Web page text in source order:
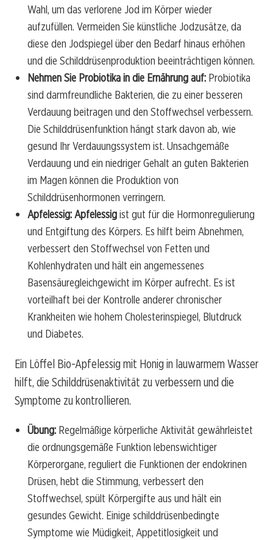
Wahl, um das verlorene Jod im Körper wieder
aufzufüllen. Vermeiden Sie künstliche Jodzusätze, da
diese den Jodspiegel über den Bedarf hinaus erhöhen
und die Schilddrüsenproduktion beeinträchtigen können.
Nehmen Sie Probiotika in die Ernährung auf: Probiotika
sind darmfreundliche Bakterien, die zu einer besseren
Verdauung beitragen und den Stoffwechsel verbessern.
Die Schilddrüsenfunktion hängt stark davon ab, wie
gesund Ihr Verdauungssystem ist. Unsachgemäße
Verdauung und ein niedriger Gehalt an guten Bakterien
im Magen können die Produktion von
Schilddrüsenhormonen verringern.
Apfelessig: Apfelessigist gut für die Hormonregulierung
und Entgiftung des Körpers. Es hilft beim Abnehmen,
verbessert den Stoffwechsel von Fetten und
Kohlenhydraten und hält ein angemessenes
Basensäuregleichgewicht im Körper aufrecht. Es ist
vorteilhaft bei der Kontrolle anderer chronischer
Krankheiten wie hohem Cholesterinspiegel, Blutdruck
und Diabetes.
Ein Löffel Bio-Apfelessig mit Honig in lauwarmem Wasser
hilft, die Schilddrüsenaktivität zu verbessern und die
Symptome zu kontrollieren.
Übung: Regelmäßige körperliche Aktivität gewährleistet
die ordnungsgemäße Funktion lebenswichtiger
Körperorgane, reguliert die Funktionen der endokrinen
Drüsen, hebt die Stimmung, verbessert den
Stoffwechsel, spült Körpergifte aus und hält ein
gesundes Gewicht. Einige schilddrüsenbedingte
Symptome wie Müdigkeit, Appetitlosigkeit und